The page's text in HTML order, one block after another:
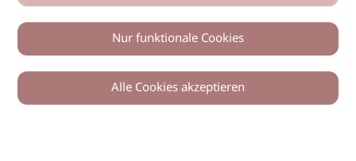
Nur funktionale Cookies
Alle Cookies akzeptieren